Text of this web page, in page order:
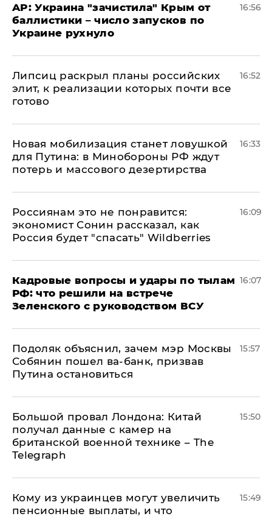
AP: Украина "зачистила" Крым от
баллистики – число запусков по
Украине рухнуло
16:56
Липсиц раскрыл планы российских
элит, к реализации которых почти все
готово
16:52
​Новая мобилизация станет ловушкой
для Путина: в Минобороны РФ ждут
потерь и массового дезертирства
16:33
Россиянам это не понравится:
экономист Сонин рассказал, как
Россия будет "спасать" Wildberries
16:09
Кадровые вопросы и удары по тылам
РФ: что решили на встрече
Зеленского с руководством ВСУ
16:07
Подоляк объяснил, зачем мэр Москвы
Собянин пошел ва-банк, призвав
Путина остановиться
15:57
Большой провал Лондона: Китай
получал данные с камер на
британской военной технике – The
Telegraph
15:50
Кому из украинцев могут увеличить
пенсионные выплаты, и что
15:49